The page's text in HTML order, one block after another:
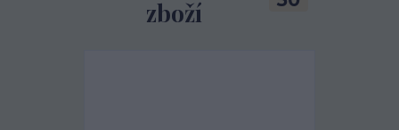
zboží